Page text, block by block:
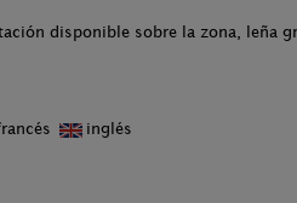
disponible sobre la zona, leña
inglés